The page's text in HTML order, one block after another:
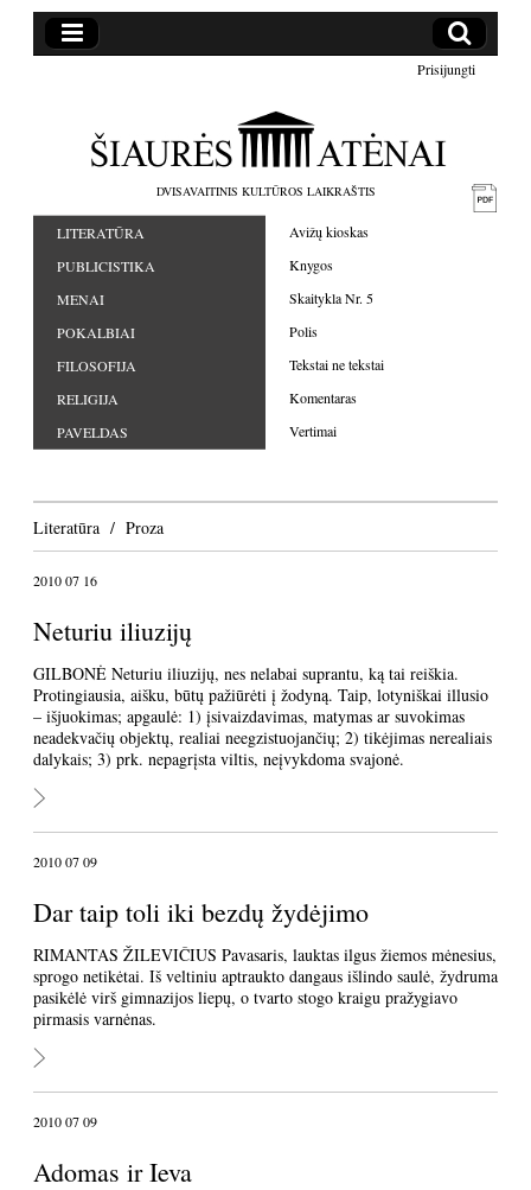
Prisijungti
DVISAVAITINIS KULTŪROS LAIKRAŠTIS
LITERATŪRA
PUBLICISTIKA
MENAI
POKALBIAI
FILOSOFIJA
RELIGIJA
PAVELDAS
Avižų kioskas
Knygos
Skaitykla Nr. 5
Polis
Tekstai ne tekstai
Komentaras
Vertimai
Literatūra Proza
2010 07 16
Neturiu iliuzijų
GILBONĖ Neturiu iliuzijų, nes nelabai suprantu, ką tai reiškia.
Protingiausia, aišku, būtų pažiūrėti į žodyną. Taip, lotyniškai illusio
– išjuokimas; apgaulė: 1) įsivaizdavimas, matymas ar suvokimas
neadekvačių objektų, realiai neegzistuojančių; 2) tikėjimas nerealiais
dalykais; 3) prk. nepagrįsta viltis, neįvykdoma svajonė.
2010 07 09
Dar taip toli iki bezdų žydėjimo
RIMANTAS ŽILEVIČIUS Pavasaris, lauktas ilgus žiemos mėnesius,
sprogo netikėtai. Iš veltiniu aptraukto dangaus išlindo saulė, žydruma
pasikėlė virš gimnazijos liepų, o tvarto stogo kraigu pražygiavo
pirmasis varnėnas.
2010 07 09
Adomas ir Ieva